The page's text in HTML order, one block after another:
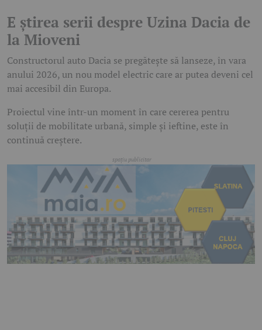
E știrea serii despre Uzina Dacia de
la Mioveni
Constructorul auto Dacia se pregătește să lanseze, în vara
anului 2026, un nou model electric care ar putea deveni cel
mai accesibil din Europa.
Proiectul vine într-un moment în care cererea pentru
soluții de mobilitate urbană, simple și ieftine, este în
continuă creștere.